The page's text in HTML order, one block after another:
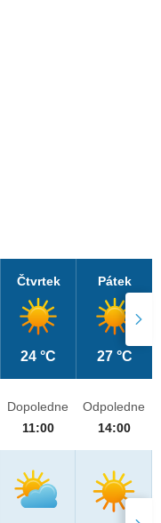
Čtvrtek
24 °C
Pátek
27 °C
Dopoledne
11:00
Odpoledne
14:00